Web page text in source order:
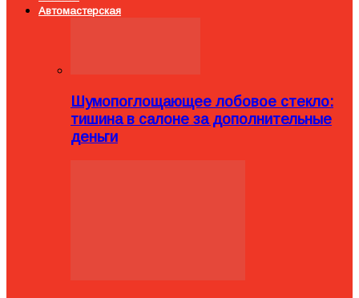
Автомастерская
Шумопоглощающее лобовое стекло:
тишина в салоне за дополнительные
деньги